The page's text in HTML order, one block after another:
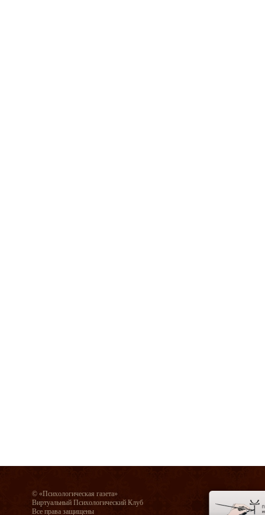
© «Психологическая газета»
Виртуальный Психологический Клуб
Все права защищены